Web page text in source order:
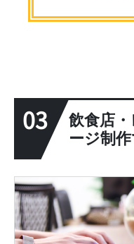
03
飲食店
ージ制